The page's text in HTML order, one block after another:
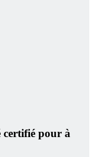
certifié pour à